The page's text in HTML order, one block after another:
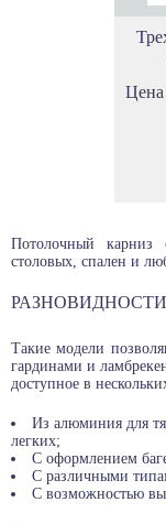
Цена
Потолочный карниз
столовых, спален и
Такие модели
гардинами и
доступное в
Из алюминия для
легких;
С оформлением
С различными
С возможностью